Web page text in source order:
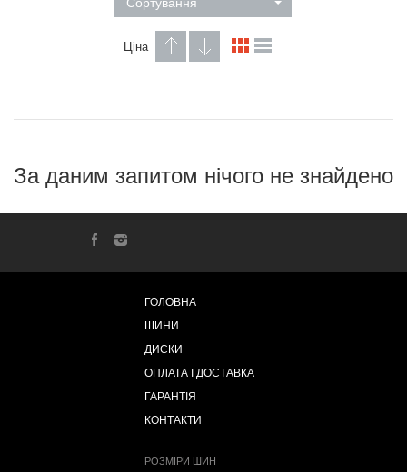
Ціна
За даним запитом нічого не знайдено
ГОЛОВНА
ШИНИ
ДИСКИ
ОПЛАТА І ДОСТАВКА
ГАРАНТІЯ
КОНТАКТИ
РОЗМІРИ ШИН